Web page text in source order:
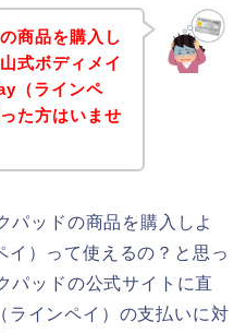
商品を購入し
式ボディメイ
（ラインペ
た方はいませ
パッドの商品を購入しよ
）って使えるの？と思っ
パッドの公式サイトに直
インペイ）の支払いに対